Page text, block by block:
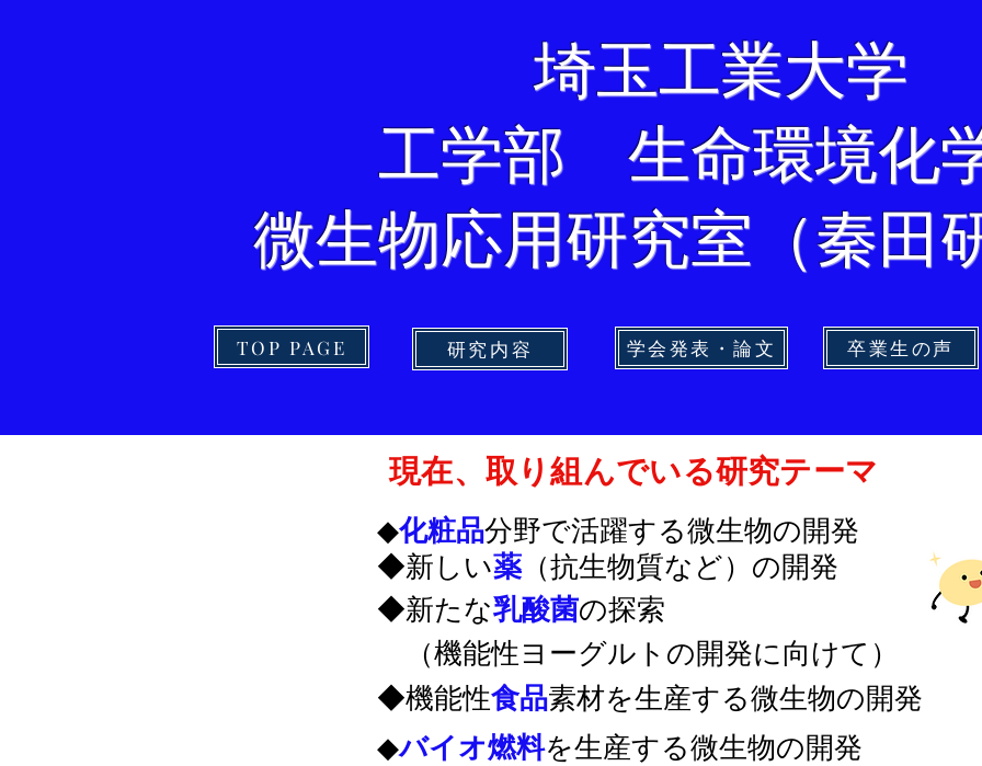
埼玉工業大学
工学部 生命環境化
微生物応用研究室（秦田
TOP PAGE 研究内容 学会発表・論文 卒業生の声
​現在、取り組んでいる研究テーマ
​◆化粧品分野で活躍する微生物の開発
◆新しい薬 （抗生物質など）の開発
◆新たな乳酸菌の探索
（機能性ヨーグルトの開発に向けて）
◆機能性食品素材を生産する微生物の開発
◆バイオ燃料を生産する微生物の開発